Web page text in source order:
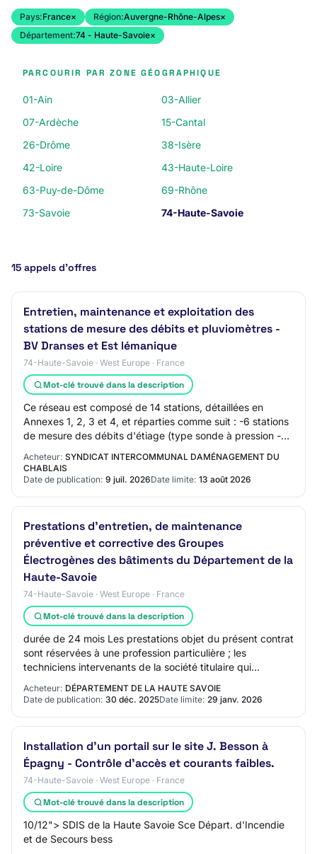
Pays:France× Région:Auvergne-Rhône-Alpes×
Département:74 - Haute-Savoie×
PARCOURIR PAR ZONE GÉOGRAPHIQUE
01-Ain
03-Allier
07-Ardèche
15-Cantal
26-Drôme
38-Isère
42-Loire
43-Haute-Loire
63-Puy-de-Dôme
69-Rhône
73-Savoie
74-Haute-Savoie
15 appels d’offres
Entretien, maintenance et exploitation des
stations de mesure des débits et pluviomètres -
BV Dranses et Est lémanique
74-Haute-Savoie · West Europe · France
Mot-clé trouvé dans la description
Ce réseau est composé de 14 stations, détaillées en
Annexes 1, 2, 3 et 4, et réparties comme suit : -6 stations
de mesure des débits d'étiage (type sonde à pression -
Acheteur: SYNDICAT INTERCOMMUNAL DAMÉNAGEMENT DU
CHABLAIS
Date de publication: 9 juil. 2026Date limite: 13 août 2026
Prestations d'entretien, de maintenance
préventive et corrective des Groupes
Électrogènes des bâtiments du Département de la
Haute-Savoie
74-Haute-Savoie · West Europe · France
Mot-clé trouvé dans la description
durée de 24 mois Les prestations objet du présent contrat
sont réservées à une profession particulière ; les
techniciens intervenants de la société titulaire qui
exécuteront les prestations devront p…
Acheteur: DÉPARTEMENT DE LA HAUTE SAVOIE
Date de publication: 30 déc. 2025Date limite: 29 janv. 2026
Installation d'un portail sur le site J. Besson à
Épagny - Contrôle d'accès et courants faibles.
74-Haute-Savoie · West Europe · France
Mot-clé trouvé dans la description
10/12"> SDIS de la Haute Savoie Sce Départ. d'Incendie
et de Secours bess